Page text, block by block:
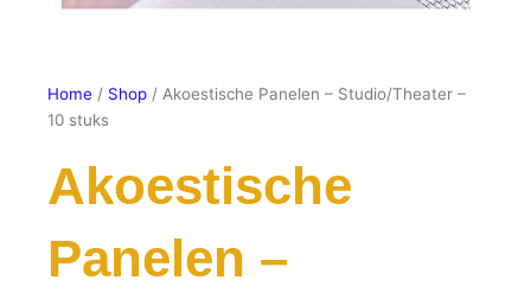
Home / Shop / Akoestische Panelen – Studio/Theater –
10 stuks
Akoestische
Panelen –